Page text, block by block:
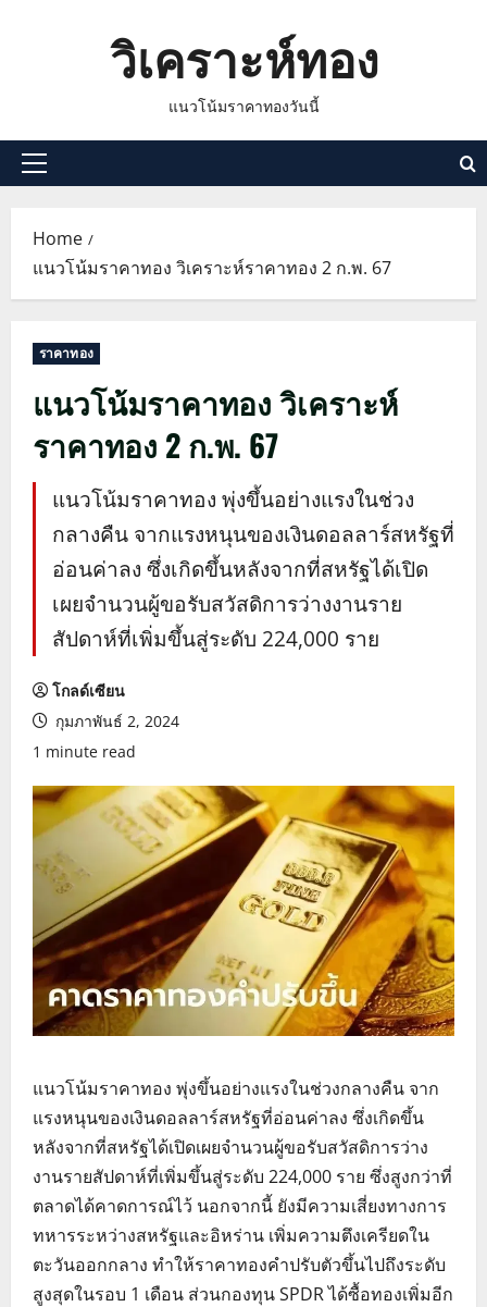
วิเคราะห์ทอง
แนวโน้มราคาทองวันนี้
Primary
Home
แนวโน้มราคาทอง วิเคราะห์ราคาทอง 2 ก.พ. 67
ราคาทอง
แนวโน้มราคาทอง วิเคราะห์
ราคาทอง 2 ก.พ. 67
แนวโน้มราคาทอง พุ่งขึ้นอย่างแรงในช่วง
กลางคืน จากแรงหนุนของเงินดอลลาร์สหรัฐที่
อ่อนค่าลง ซึ่งเกิดขึ้นหลังจากที่สหรัฐได้เปิด
เผยจำนวนผู้ขอรับสวัสดิการว่างงานราย
สัปดาห์ที่เพิ่มขึ้นสู่ระดับ 224,000 ราย
โกลด์เซียน
กุมภาพันธ์ 2, 2024
1 minute read
แนวโน้มราคาทอง พุ่งขึ้นอย่างแรงในช่วงกลางคืน จาก
แรงหนุนของเงินดอลลาร์สหรัฐที่อ่อนค่าลง ซึ่งเกิดขึ้น
หลังจากที่สหรัฐได้เปิดเผยจำนวนผู้ขอรับสวัสดิการว่าง
งานรายสัปดาห์ที่เพิ่มขึ้นสู่ระดับ 224,000 ราย ซึ่งสูงกว่าที่
ตลาดได้คาดการณ์ไว้ นอกจากนี้ ยังมีความเสี่ยงทางการ
ทหารระหว่างสหรัฐและอิหร่าน เพิ่มความตึงเครียดใน
ตะวันออกกลาง ทำให้ราคาทองคำปรับตัวขึ้นไปถึงระดับ
สูงสุดในรอบ 1 เดือน ส่วนกองทุน SPDR ได้ซื้อทองเพิ่มอีก